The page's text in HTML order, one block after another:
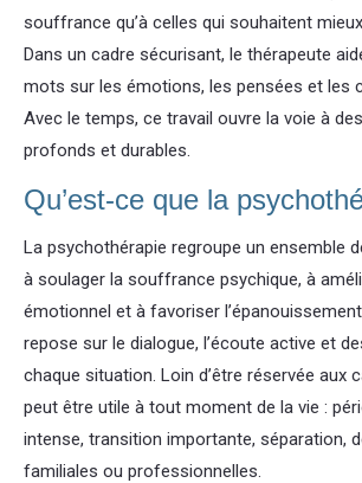
souffrance qu’à celles qui souhaitent
Dans un cadre sécurisant, le thérapeute
mots sur les émotions, les pensées et les
Avec le temps, ce travail ouvre la voie à
profonds et durables.
Qu’est-ce que la
La psychothérapie regroupe un ensemble
à soulager la souffrance psychique, à
émotionnel et à favoriser
repose sur le dialogue, l’écoute active et
chaque situation. Loin d’être réservée aux
peut être utile à tout moment de la vie :
intense, transition importante, séparation,
familiales ou professionnelles.